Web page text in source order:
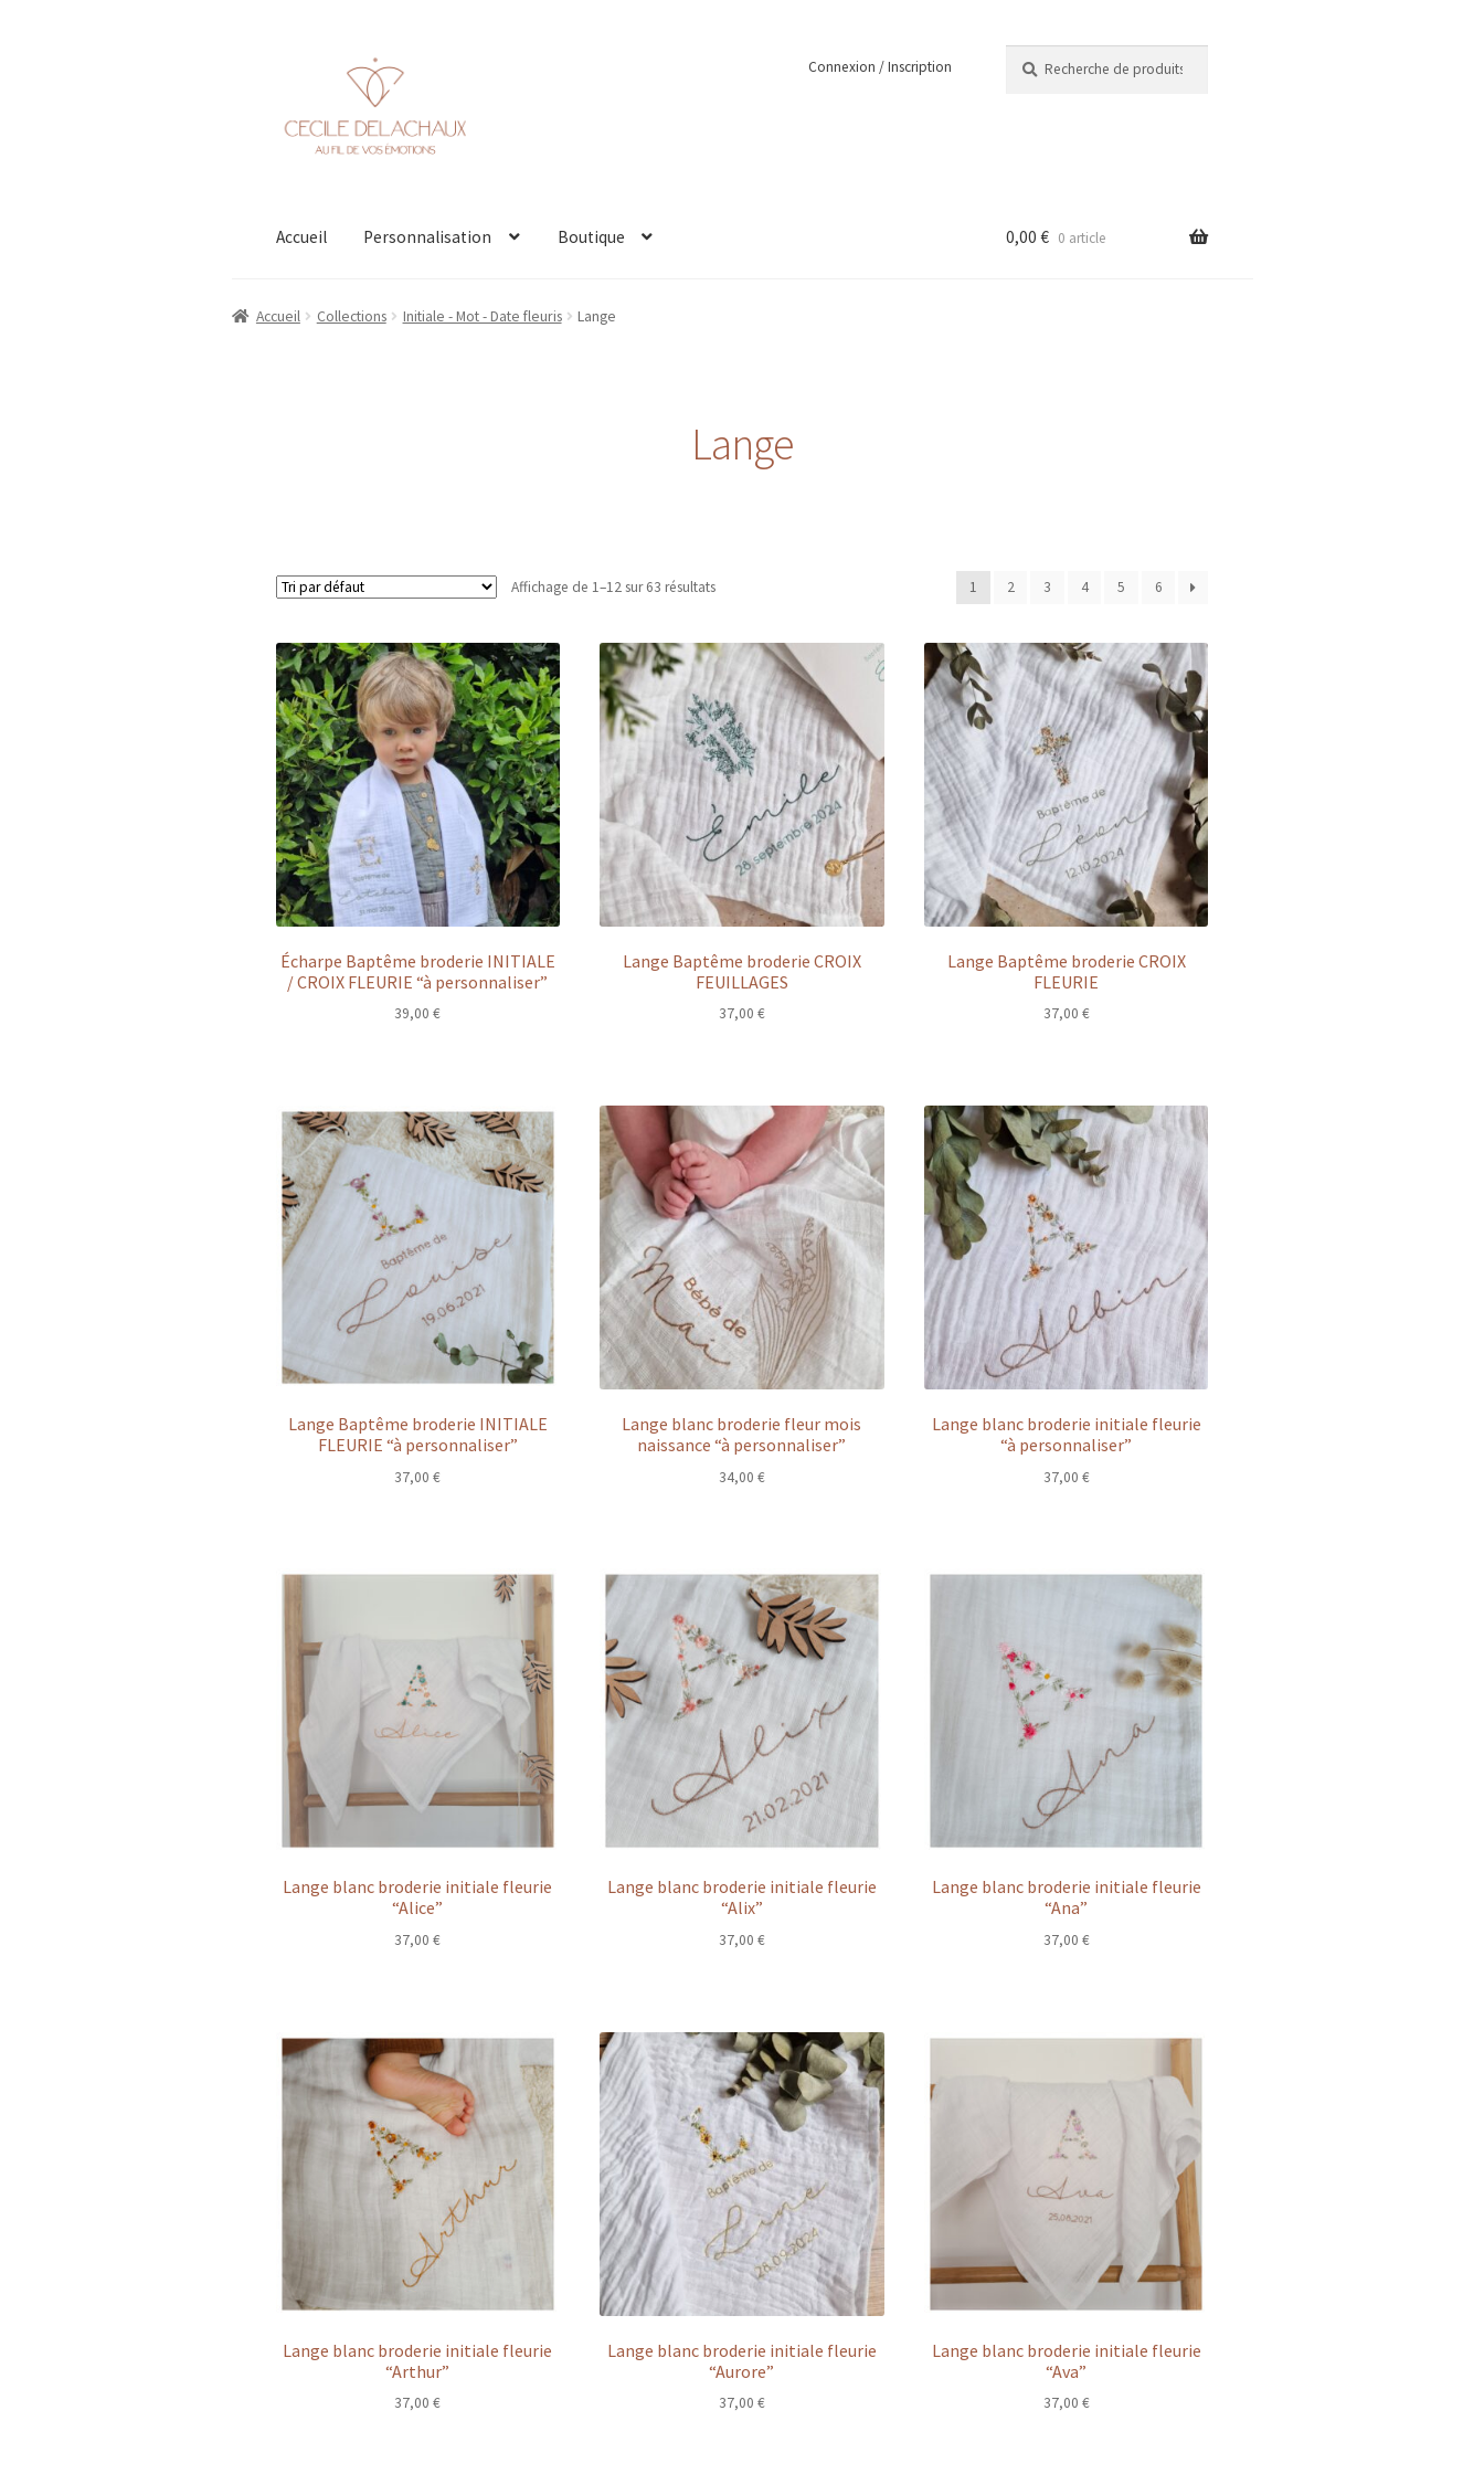
navigation
Connexion / Inscription
pour :
Accueil Personnalisation Boutique 0,00 € 0 article
Accueil Collections Initiale - Mot - Date fleuris Lange
Lange
Affichage de 1–12 sur 63 résultats 1 2 3 4 5 6
Écharpe Baptême broderie INITIALE
/ CROIX FLEURIE “à personnaliser”
39,00€
Lange Baptême broderie CROIX
FEUILLAGES
37,00 €
Lange Baptême broderie CROIX
FLEURIE
37,00 €
Lange Baptême broderie INITIALE
FLEURIE “à personnaliser”
37,00€
Lange blanc broderie fleur mois
naissance “à personnaliser”
34,00 €
Lange blanc broderie initiale fleurie
“à personnaliser”
37,00 €
Lange blanc broderie initiale fleurie
“Alice”
37,00€
Lange blanc broderie initiale fleurie
“Alix”
37,00 €
Lange blanc broderie initiale fleurie
“Ana”
37,00 €
Lange blanc broderie initiale fleurie
“Arthur”
37,00€
Lange blanc broderie initiale fleurie
“Aurore”
37,00 €
Lange blanc broderie initiale fleurie
“Ava”
37,00 €